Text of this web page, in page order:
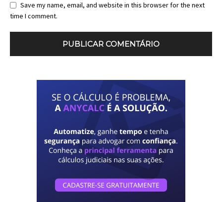
Save my name, email, and website in this browser for the next
time I comment.